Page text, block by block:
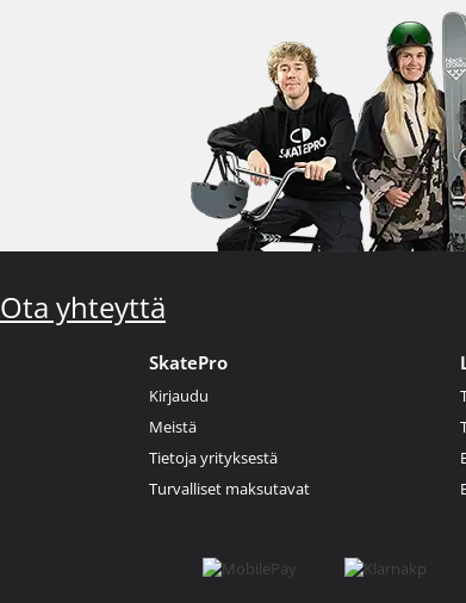
Ota yhteyttä
SkatePro
Kirjaudu
Meistä
Tietoja yrityksestä
Turvalliset maksutavat